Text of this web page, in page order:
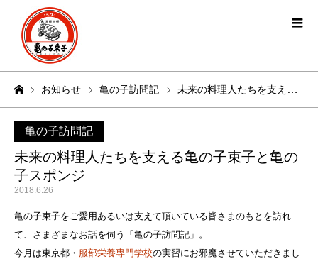
お知らせ 亀の子訪問記 未来の料理人たちを支える亀の子束子と亀の子スポンジ
亀の子訪問記
未来の料理人たちを支える亀の子束子と亀の
子スポンジ
2018.6.26
亀の子束子をご愛用あるいは支えて頂いている皆さまのもとを訪れ
て、さまざまなお話を伺う「亀の子訪問記」。
今月は東京都・ 服部栄養専門学校の実習にお邪魔させていただきまし